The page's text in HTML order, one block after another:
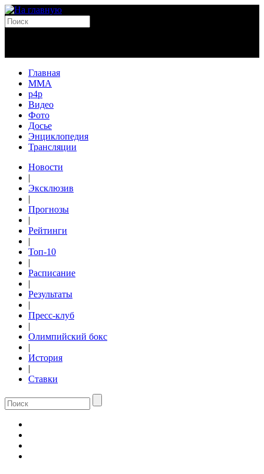
Главная
MMA
p4p
Видео
Фото
Досье
Энциклопедия
Трансляции
Новости
|
Эксклюзив
|
Прогнозы
|
Рейтинги
|
Топ-10
|
Расписание
|
Результаты
|
Пресс-клуб
|
Олимпийский бокс
|
История
|
Ставки